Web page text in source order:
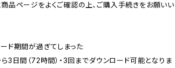
品ページをよくご確認の上、ご購入手続きをお願いい
ド期間が過ぎてしまった
3日間（72時間）・3回までダウンロード可能となりま